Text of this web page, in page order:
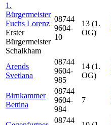
1.
Bürgermeister
Fuchs Lorenz
Erster
Bürgermeister
Schalkham
08744
9604-
10
13 (1.
OG)
Arends
Svetlana
08744
9604-
985
14 (1.
OG)
Birnkammer
Bettina
08744
9604-
984
7
08744